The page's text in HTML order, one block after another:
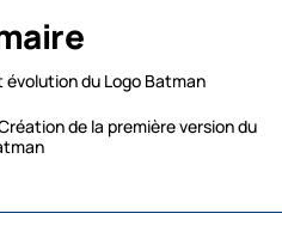
évolution du Logo Batman
de la première version du